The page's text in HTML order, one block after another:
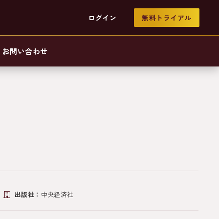
ログイン 無料トライアル
お問い合わせ
出版社： 中央経済社